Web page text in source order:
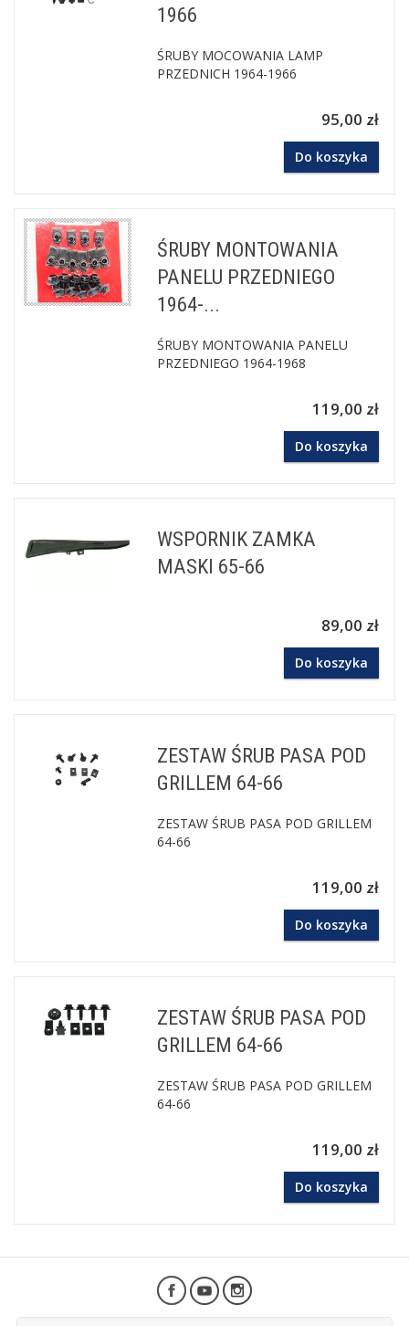
1966
ŚRUBY MOCOWANIA LAMP
PRZEDNICH 1964-1966
95,00 zł
Do koszyka
ŚRUBY MONTOWANIA
PANELU PRZEDNIEGO
1964-...
ŚRUBY MONTOWANIA PANELU
PRZEDNIEGO 1964-1968
119,00 zł
Do koszyka
WSPORNIK ZAMKA
MASKI 65-66
89,00 zł
Do koszyka
ZESTAW ŚRUB PASA POD
GRILLEM 64-66
ZESTAW ŚRUB PASA POD GRILLEM
64-66
119,00 zł
Do koszyka
ZESTAW ŚRUB PASA POD
GRILLEM 64-66
ZESTAW ŚRUB PASA POD GRILLEM
64-66
119,00 zł
Do koszyka